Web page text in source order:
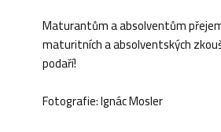
Maturantům a absolventům
maturitních a absolventských
podaří!
Fotografie: Ignác Mosler